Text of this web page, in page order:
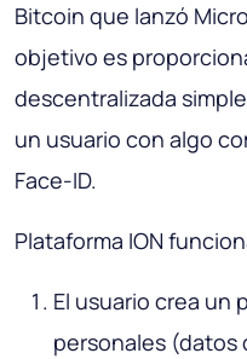
Bitcoin que lanzó
objetivo es
descentralizada
un usuario con algo
Face-ID.
Plataforma ION
El usuario crea un
personales (datos